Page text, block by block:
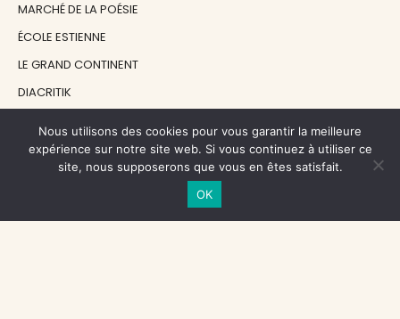
MARCHÉ DE LA POÉSIE
ÉCOLE ESTIENNE
LE GRAND CONTINENT
DIACRITIK
NOS SOUTIENS
CENTRE NATIONAL DU LIVRE
Nous utilisons des cookies pour vous garantir la meilleure
expérience sur notre site web. Si vous continuez à utiliser ce
site, nous supposerons que vous en êtes satisfait.
OK